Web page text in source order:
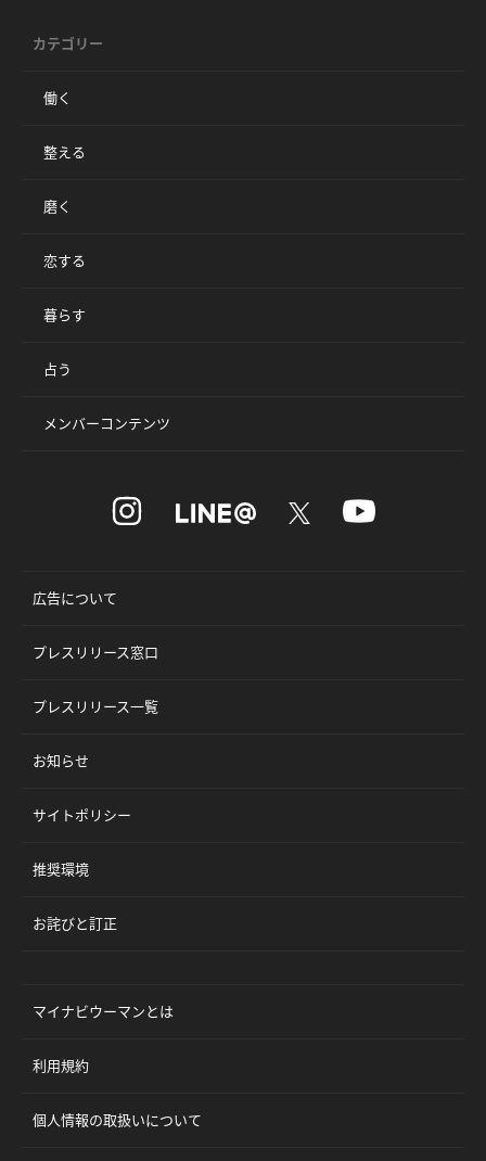
カテゴリー
働く
整える
磨く
恋する
暮らす
占う
メンバーコンテンツ
広告について
プレスリリース窓口
プレスリリース一覧
お知らせ
サイトポリシー
推奨環境
お詫びと訂正
マイナビウーマンとは
利用規約
個人情報の取扱いについて